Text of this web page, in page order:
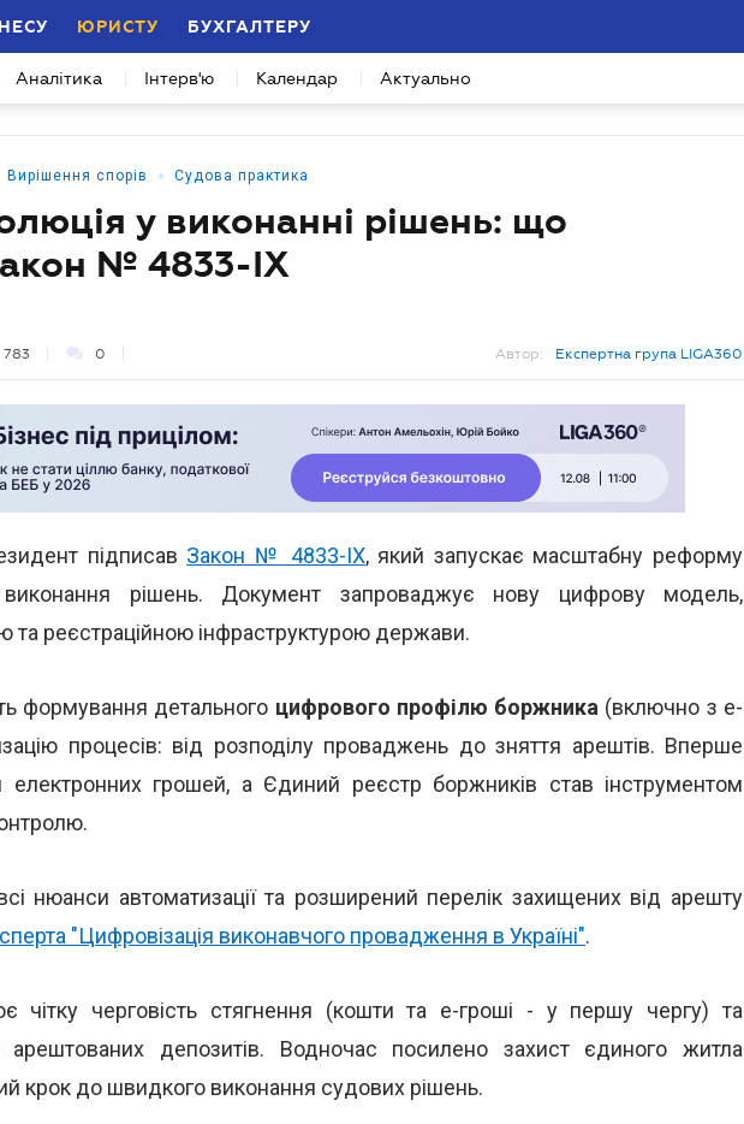
ЮРИСТУ БУХГАЛТЕРУ
Аналітика Інтерв'ю Календар Актуально
Вирішення спорів • Судова практика
у виконанні рішень: що
№ 4833-IX
783 0 Автор: Експертна група LIGA360
підписав Закон № 4833-IX, який запускає масштабну реформу
рішень. Документ запроваджує нову цифрову модель,
та реєстраційною інфраструктурою держави.
формування детального цифрового профілю боржника (включно з е-
процесів: від розподілу проваджень до зняття арештів. Вперше
електронних грошей, а Єдиний реєстр боржників став інструментом
нюанси автоматизації та розширений перелік захищених від арешту
"Цифровізація виконавчого провадження в Україні".
чітку черговість стягнення (кошти та е-гроші - у першу чергу) та
арештованих депозитів. Водночас посилено захист єдиного житла
крок до швидкого виконання судових рішень.